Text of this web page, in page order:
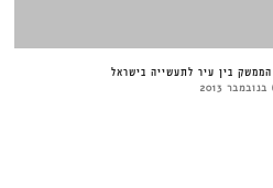
בין עיר לתעשייה בישראל